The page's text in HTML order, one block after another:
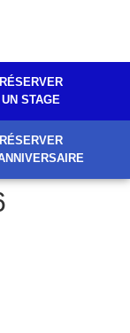
RÉSERVER
UN STAGE
RÉSERVER